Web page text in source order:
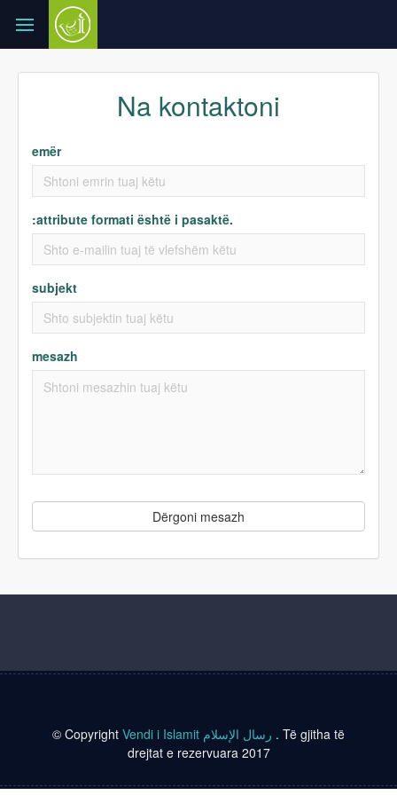
Na kontaktoni
emër
:attribute formati është i pasaktë.
subjekt
mesazh
Dërgoni mesazh
© Copyright
. Të gjitha të
drejtat e rezervuara 2017